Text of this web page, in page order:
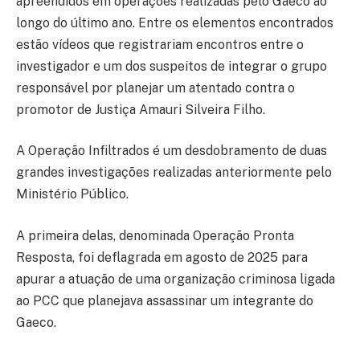
longo do último ano. Entre os elementos encontrados
estão vídeos que registrariam encontros entre o
investigador e um dos suspeitos de integrar o grupo
responsável por planejar um atentado contra o
promotor de Justiça Amauri Silveira Filho.
A Operação Infiltrados é um desdobramento de duas
grandes investigações realizadas anteriormente pelo
Ministério Público.
A primeira delas, denominada Operação Pronta
Resposta, foi deflagrada em agosto de 2025 para
apurar a atuação de uma organização criminosa ligada
ao PCC que planejava assassinar um integrante do
Gaeco.